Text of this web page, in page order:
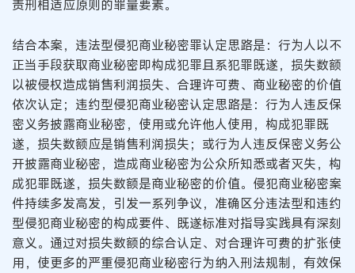
责刑相适应原则的罪量要素。
结合本案，违法型侵犯商业秘密罪认定思路是：行为人以不
正当手段获取商业秘密即构成犯罪且系犯罪既遂，损失数额
以被侵权造成销售利润损失、合理许可费、商业秘密的价值
依次认定；违约型侵犯商业秘密认定思路是：行为人违反保
密义务披露商业秘密，使用或允许他人使用，构成犯罪既
遂，损失数额应是销售利润损失；或行为人违反保密义务公
开披露商业秘密，造成商业秘密为公众所知悉或者灭失，构
成犯罪既遂，损失数额是商业秘密的价值。侵犯商业秘密案
件持续多发高发，引发一系列争议，准确区分违法型和违约
型侵犯商业秘密的构成要件、既遂标准对指导实践具有深刻
意义。通过对损失数额的综合认定、对合理许可费的扩张使
用，使更多的严重侵犯商业秘密行为纳入刑法规制，有效保